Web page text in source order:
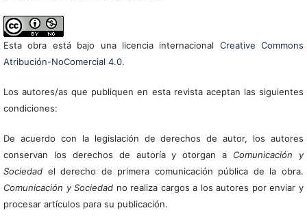
Esta obra está bajo una licencia internacional Creative Commons
Atribución-NoComercial 4.0.
Los autores/as que publiquen en esta revista aceptan las siguientes
condiciones:
De acuerdo con la legislación de derechos de autor, los autores
conservan los derechos de autoría y otorgan a Comunicación y
Sociedadel derecho de primera comunicación pública de la obra.
Comunicación y Sociedad no realiza cargos a los autores por enviar y
procesar artículos para su publicación.